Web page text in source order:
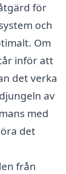
för
och
Om
inför att
det verka
av
med
det
från